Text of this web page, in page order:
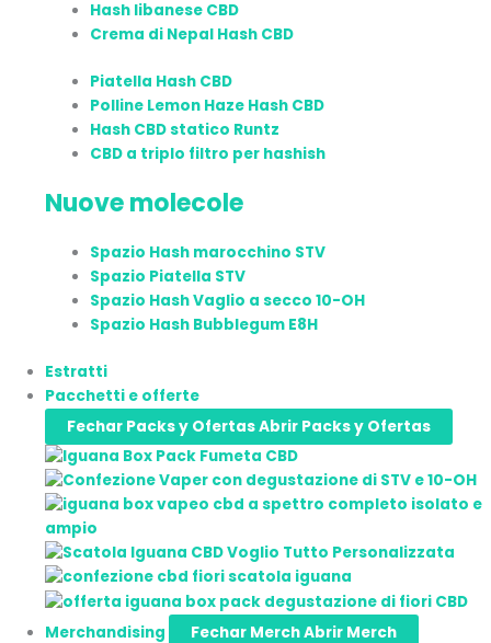
Hash libanese CBD
Crema di Nepal Hash CBD
Piatella Hash CBD
Polline Lemon Haze Hash CBD
Hash CBD statico Runtz
CBD a triplo filtro per hashish
Nuove molecole
Spazio Hash marocchino STV
Spazio Piatella STV
Spazio Hash Vaglio a secco 10-OH
Spazio Hash Bubblegum E8H
Estratti
Pacchetti e offerte
Fechar Packs y OfertasAbrir Packs y Ofertas
Merchandising Fechar MerchAbrir Merch